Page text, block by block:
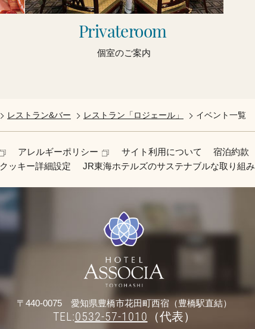
Privateroom
個室のご案内
レストラン&バー レストラン「ロジェール」 イベント一覧
アレルギーポリシー サイト利用について 宿泊約款
クッキー詳細設定
JR東海ホテルズのサステナブルな取り組み
〒440-0075 愛知県豊橋市花田町西宿（豊橋駅直結）
TEL:0532-57-1010 （代表）